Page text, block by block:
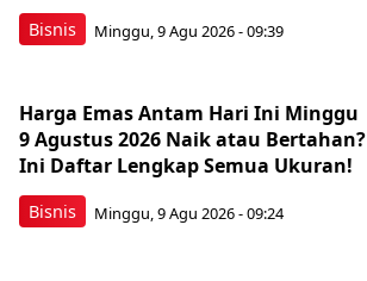
Bisnis Minggu, 9 Agu 2026 - 09:39
Bisnis
Harga Emas Antam Hari Ini Minggu
9 Agustus 2026 Naik atau Bertahan?
Ini Daftar Lengkap Semua Ukuran!
Minggu, 9 Agu 2026 - 09:24